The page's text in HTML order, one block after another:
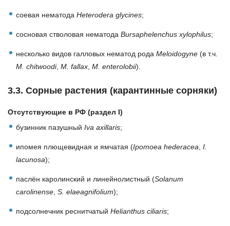
соeвая нематода Heterodera glycines;
сосновая стволовая нематода Bursaphelenchus xylophilus;
несколько видов галловых нематод рода Meloidogyne (в т.ч.
M. chitwoodi, M. fallax M. enterolobii).
3.3. Сорные растения (карантинные сорняки)
Отсутствующие в РФ (раздел I)
бузинник пазушный Iva axillaris;
ипомея плющевидная и ямчатая (Ipomoea hederacea I.
lacunosa);
паслён каролинский и линейнолистный (Solanum
carolinense S. elaeagnifolium);
подсолнечник реснитчатый Helianthus ciliaris;